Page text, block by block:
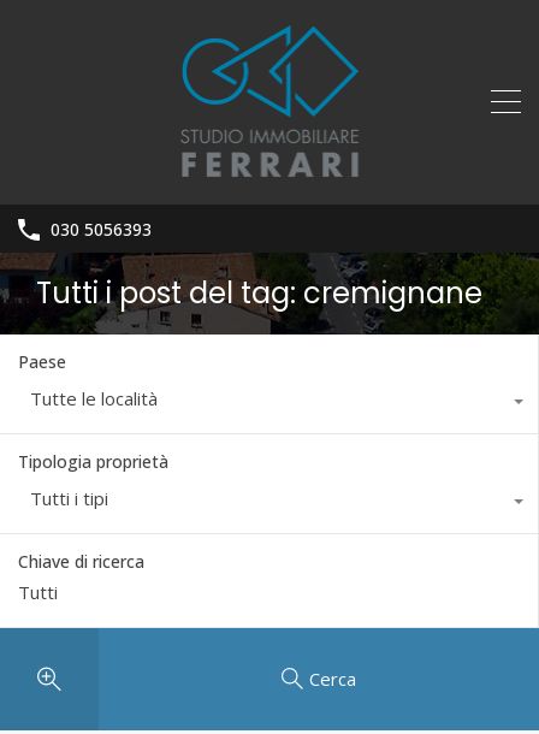
030 5056393
Tutti i post del tag: cremignane
Paese
Tutte le località
Tipologia proprietà
Tutti i tipi
Chiave di ricerca
Cerca